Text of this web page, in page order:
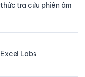
tra cứu phiên âm
Labs